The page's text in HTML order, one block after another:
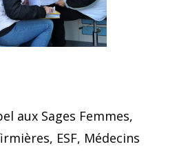
aux Sages Femmes,
ESF, Médecins